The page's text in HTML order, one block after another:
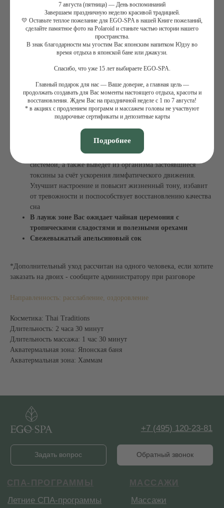
микроэлементами и поможет в выводе лишней жидкости из
подкожного слоя, что гарантирует уменьшение видимого
целлюлита
Микс спортивного и оздоровительного массажа
длительностью 1,5 часапозволят добиться нескольких
напряжения, а также восстановительный эффект для всего
организма. Освежающий аромат зеленого чая с мятой
позволяет полностью расслабиться и насладиться массажем.
Спортивный массаж снимет мышечное напряжение и
болевые ощущение после физических нагрузок. Улучшит
работоспособность организма, зарядит энергией и
подготовит организм к предстоящим тренировкам.
Оздоровительный массаж тела поможет избавиться от болей
в мышцах, переутомления, проблем с кожей и кровеносной
системой, а также выведет из организма застоявшиеся
токсины за счёт ускорения лимфатического движения.
Улучшит настроение и повысит жизненный тону, избавит
от тревожности и поспособствует восстановлению качества
сна
В лаунж зоне Вас ожидает чайная церемония с
тропическими сладостями и полезными орехами
Cвежевыжатый апельсиновый сок
*Дополнительный уход рассчитан на одного человека, если хотите
заказать на двоих - сообщите администратору при разговоре
Направленность: расслабление, оздоровление
Косметика: Thai Traditions
Длительность: 2 часа 30 минут
Длительность массажа: 1 час 30 минут
Акватермальная зона: Японская баня
Акватермальная зона: Хаммам
СПА-ПРОГРАММЫ
СПА-девичник
СПА-программы для женщин
СПА-программы для мужчин
СПА-программы для двоих
Семейные СПА-программы
СПА-программы для детей
СПА-пакеты
СПА-ПРОЦЕДУРЫ
Ритуалы в хаммаме
СПА-уходы за волосами
АКВАТЕРМАЛЬНАЯ
Хаммам
ДОПОЛНИТЕЛЬНОЕ
MENTAL SPA
СПА-бар
+7 (495) 120-23-81
Обратный звонок
Депозитные карты
Уходы для тела и лица
Летние СПА-программы
Массажи
Массажи лица
ИНФОРМАЦИЯ
СПА-этикет
Способы оплаты
7 августа (пятница) — День воспоминаний
Завершаем праздничную неделю красивой традицией.
💛 Оставьте теплое пожелание для EGO-SPA в нашей Книге пожеланий,
сделайте памятное фото на Polaroid и станьте частью истории нашего
пространства.
В знак благодарности мы угостим Вас японским напитком Юдзу во
время отдыха в японской бане или джакузи.
Спасибо, что уже 15 лет выбираете EGO-SPA.
Главный подарок для нас — Ваше доверие, а главная цель —
продолжать создавать для Вас моменты настоящего отдыха, красоты и
восстановления. Ждем Вас на праздничной неделе с 1 по 7 августа!
* в акциях с продлением программ и массажем головы не участвуют
подарочные сертификаты и депозитные карты
Подробнее